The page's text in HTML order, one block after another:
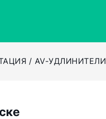
AV-УДЛИНИТЕЛИ